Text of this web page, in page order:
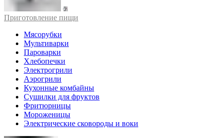
Приготовление пищи
Мясорубки
Мультиварки
Пароварки
Хлебопечки
Электрогрили
Аэрогрили
Кухонные комбайны
Сушилки для фруктов
Фритюрницы
Мороженицы
Электрические сковороды и воки